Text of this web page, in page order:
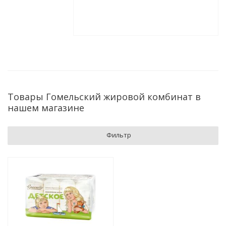
Товары Гомельский жировой комбинат в
нашем магазине
Фильтр